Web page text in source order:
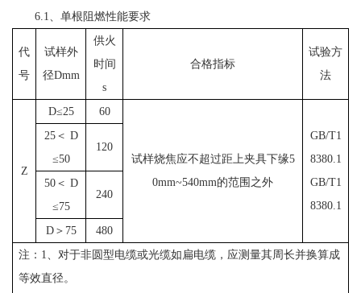
6.1、单根阻燃性能要求
代
号
试样外
径Dmm
供火
时间
s
合格指标
试验方
法
Z
D≤25 60
试样烧焦应不超过距上夹具下缘5
0mm~540mm的范围之外
GB/T1
8380.1
GB/T1
8380.1
25＜ D
≤50
120
50＜ D
≤75
240
D＞75
480
注：1、对于非圆型电缆或光缆如扁电缆，应测量其周长并换算成
等效直径。